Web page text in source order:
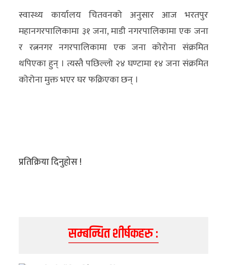
क्लिक
खबर
विशेष
राशिफल
स्वास्थ्य कार्यालय चितवनको अनुसार आज भरतपुर
महानगरपालिकामा ३१ जना, माडी नगरपालिकामा एक जना
र रत्ननगर नगरपालिकामा एक जना कोरोना संक्रमित
थपिएका हुन् । त्यस्तै पछिल्लो २४ घण्टामा १४ जना संक्रमित
कोरोना मुक्त भएर घर फक्रिएका छन् ।
प्रतिक्रिया दिनुहोस !
सम्बन्धित शीर्षकहरु :